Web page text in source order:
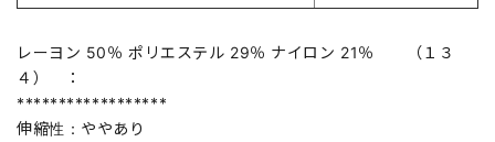
レーヨン 50％ ポリエステル 29％ ナイロン 21％ （１３
４） ：
******************
伸縮性：ややあり